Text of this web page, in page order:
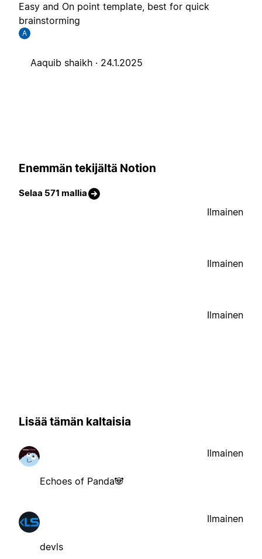
Easy and On point template, best for quick
brainstorming
A
Aaquib shaikh · 24.1.2025
Enemmän tekijältä Notion
Selaa 571 mallia
Ilmainen
Ilmainen
Ilmainen
Lisää tämän kaltaisia
Echoes of Panda🐼
Ilmainen
devls
Ilmainen